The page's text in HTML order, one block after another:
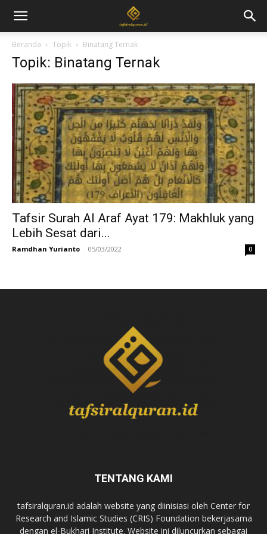
Beranda Topik Binatang Ternak
Topik: Binatang Ternak
Tafsir Surah Al Araf Ayat 179: Makhluk yang
Lebih Sesat dari...
Ramdhan Yurianto - 05/03/2022 0
TENTANG KAMI
tafsiralquran.id adalah website yang diinisiasi oleh Center for
Research and Islamic Studies (CRIS) Foundation bekerjasama
dengan el-Bukhari Institute. Website ini diluncurkan sebagai